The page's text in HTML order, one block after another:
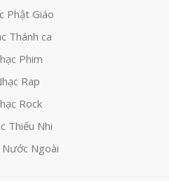
Phật Giáo
Thánh ca
Phim
Rap
Rock
Thiếu Nhi
Nước Ngoài